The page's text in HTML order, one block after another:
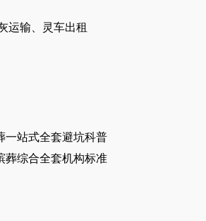
运输、灵车出租
一站式全套避坑科普
葬综合全套机构标准